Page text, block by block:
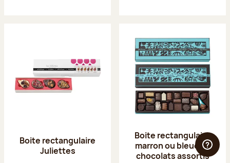
Boite rectangulaire
Juliettes
Boite rectangulaire
marron ou bleue 23
chocolats assortis